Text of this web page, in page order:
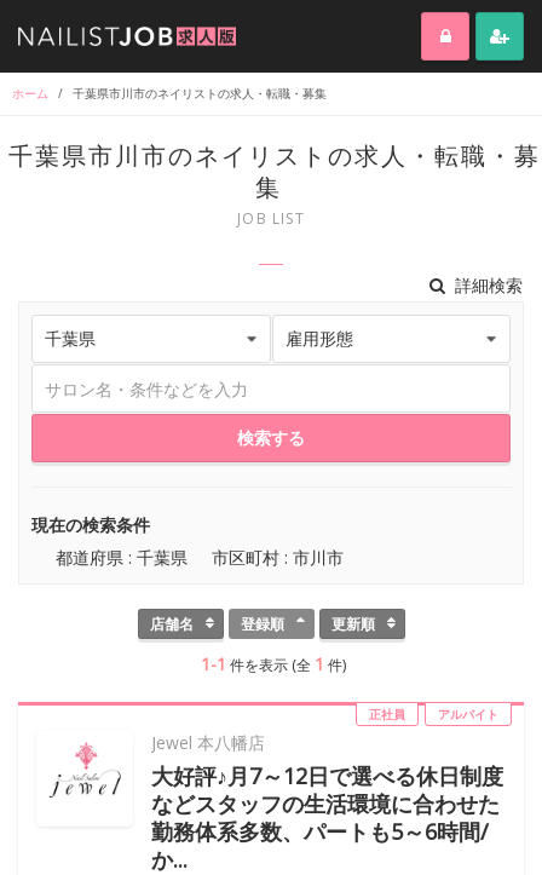
ホーム / 千葉県市川市のネイリストの求人・転職・募集
千葉県市川市のネイリストの求人・転職・募
集
JOB LIST
検索する
詳細検索
現在の検索条件
都道府県 : 千葉県
市区町村 : 市川市
店舗名 登録順 更新順
1-1 件を表示 (全 1 件)
正社員 アルバイト
Jewel 本八幡店
大好評♪月7～12日で選べる休日制度
などスタッフの生活環境に合わせた
勤務体系多数、パートも5～6時間/
か...